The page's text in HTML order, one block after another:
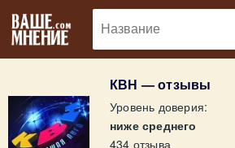
КВН — отзывы
Уровень доверия:
ниже среднего
434 отзыва